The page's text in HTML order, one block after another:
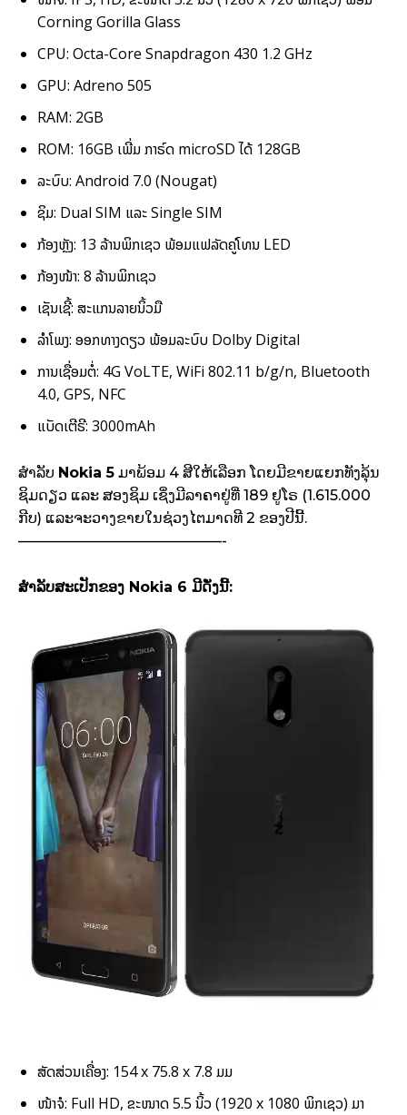
Corning Gorilla Glass
CPU: Octa-Core Snapdragon 430 1.2 GHz
GPU: Adreno 505
RAM: 2GB
ROM: 16GB ເພີ່ມ ກາຣ໌ດ microSD ໄດ້ 128GB
ລະບົບ: Android 7.0 (Nougat)
ຊິມ: Dual SIM ແລະ Single SIM
ກ້ອງຫຼັງ: 13 ລ້ານພິກເຊວ ພ້ອມແຟລັດຄູ່ໂທນ LED
ກ້ອງໜ້າ: 8 ລ້ານພິກເຊວ
ເຊັນເຊີ້: ສະແກນລາຍນິ້ວມື
ລຳໂພງ: ອອກທາງດຽວ ພ້ອມລະບົບ Dolby Digital
ການເຊື່ອມຕໍ່: 4G VoLTE, WiFi 802.11 b/g/n, Bluetooth
4.0, GPS, NFC
ແບັດເຕີຣີ: 3000mAh
ສຳລັບ Nokia 5 ມາພ້ອມ 4 ສີໃຫ້ເລືອກ ໂດຍມີຂາຍແຍກທັງລຸ້ນ
ຊິມດຽວ ແລະ ສອງຊິມ ເຊິ່ງມີລາຄາຢູ່ທີ່ 189 ຢູໂຣ (1.615.000
ກີບ) ແລະຈະວາງຂາຍໃນຊ່ວງໄຕມາດທີ 2 ຂອງປີນີ້.
——————————————-
ສຳລັບສະເປັກຂອງ Nokia 6 ມີດັ່ງນີ້:
ສັດສ່ວນເຄື່ອງ: 154 x 75.8 x 7.8 ມມ
ໜ້າຈໍ: Full HD, ຂະໜາດ 5.5 ນິ້ວ (1920 x 1080 ພິກເຊວ) ມາ